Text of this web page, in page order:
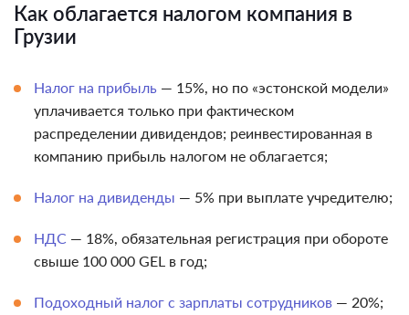
Как облагается налогом компания в
Грузии
Налог на прибыль — 15%, но по «эстонской модели»
уплачивается только при фактическом
распределении дивидендов; реинвестированная в
компанию прибыль налогом не облагается;
Налог на дивиденды — 5% при выплате учредителю;
НДС — 18%, обязательная регистрация при обороте
свыше 100 000 GEL в год;
Подоходный налог с зарплаты сотрудников — 20%;